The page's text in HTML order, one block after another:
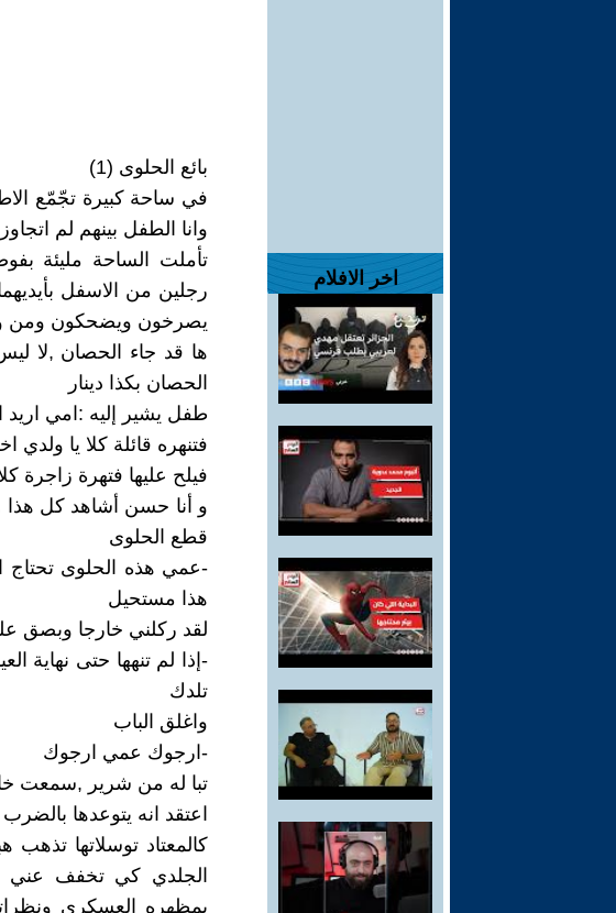
اخر الافلام
بائع الحلوى (1)
في ساحة كبيرة تجّمّع
وانا الطفل بينهم لم
تأملت الساحة مليئة
رجلين من الاسفل
يصرخون ويضحكون ومن
ها قد جاء الحصان ,لا
الحصان بكذا دينار
طفل يشير إليه :امي
فتنهره قائلة كلا يا
فيلح عليها فتهرة زاجرة
و أنا حسن أشاهد كل هذا
قطع الحلوى
-عمي هذه الحلوى تحتاج
هذا مستحيل
لقد ركلني خارجا وبصق
-إذا لم تنهها حتى نهاية
تلدك
واغلق الباب
-ارجوك عمي ارجوك
تبا له من شرير ,سمعت
اعتقد انه يتوعدها
كالمعتاد توسلاتها
الجلدي كي تخفف عني
بمظهره العسكري